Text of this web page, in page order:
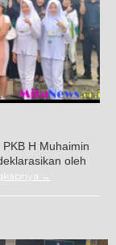
H Muhaimin
oleh